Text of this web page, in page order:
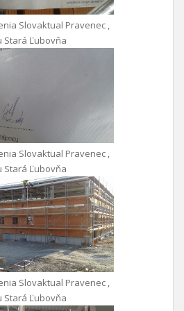
Slovaktual Pravenec ,
Stará Ľubovňa
Slovaktual Pravenec ,
Stará Ľubovňa
Slovaktual Pravenec ,
Stará Ľubovňa